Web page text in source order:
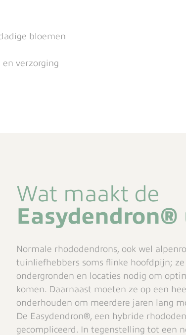
bloemen
verzorging
Wat maakt de
Easydendron®
Normale rhododendrons, ook wel
tuinliefhebbers soms flinke hoofdpijn;
ondergronden en locaties nodig om
komen. Daarnaast moeten ze op een
onderhouden om meerdere jaren lang
De Easydendron®, een hybride
gecompliceerd. In tegenstelling tot een